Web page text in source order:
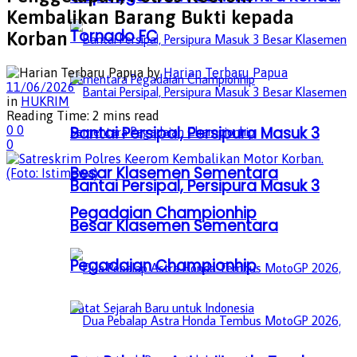
Bantai Persipal, Persipura Masuk 3
Besar Klasemen Sementara
Pegadaian Championhip
Tornado FC
Bantai Persipal, Persipura Masuk 3
Besar Klasemen Sementara
Pegadaian Championhip
Kembalikan Barang Bukti kepada
Korban
by Harian Terbaru Papua
11/06/2026
in HUKRIM
Reading Time: 2 mins read
0 0
0